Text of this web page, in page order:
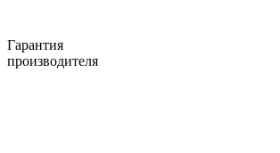
Гарантия
производителя